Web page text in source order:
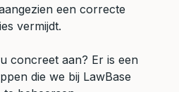
een correcte
vermijdt.
concreet aan? Er is een
die we bij LawBase